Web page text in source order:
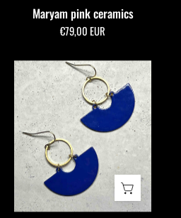
Maryam pink ceramics
€79,00 EUR
Kaidi
short
-
allmymillionmoons